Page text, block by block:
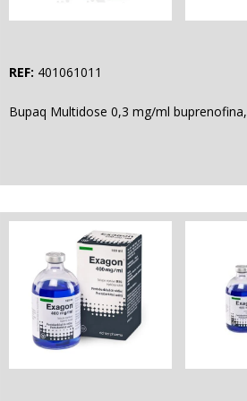
REF: 401061011
Bupaq Multidose 0,3 mg/ml buprenofina,